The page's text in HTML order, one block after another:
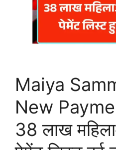
Maiya
New
38 लाख